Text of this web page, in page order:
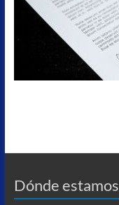
Dónde estamos